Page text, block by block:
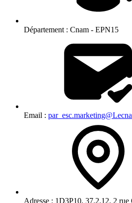
Département : Cnam - EPN15
Email :
Adresse : 1D3P10, 37.2.12, 2 rue